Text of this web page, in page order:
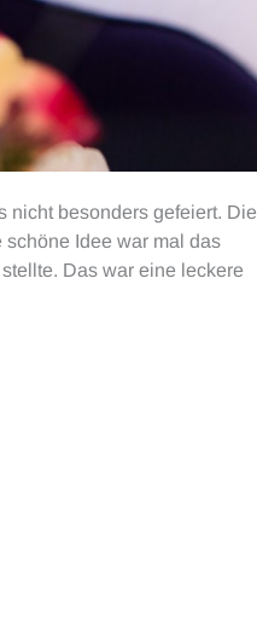
nicht besonders gefeiert. Die
Idee war mal das
Das war eine leckere